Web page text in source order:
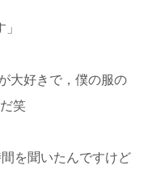
大好きで，僕の服の
笑
を聞いたんですけど